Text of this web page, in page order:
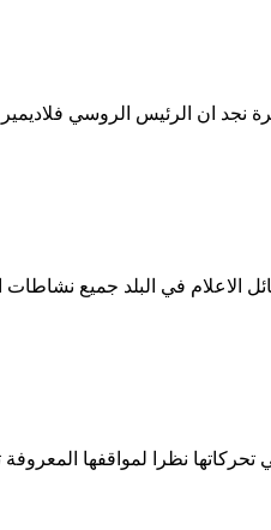
نجد ان الرئيس الروسي
الاعلام في البلد جميع نشاطات
نظرا لمواقفها المعروفة